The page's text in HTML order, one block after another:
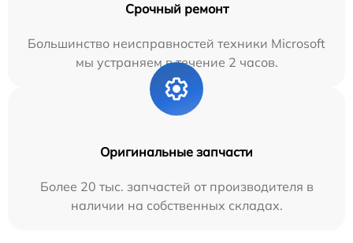
Срочный ремонт
Большинство неисправностей техники Microsoft
мы устраняем в течение 2 часов.
Оригинальные запчасти
Более 20 тыс. запчастей от производителя в
наличии на собственных складах.